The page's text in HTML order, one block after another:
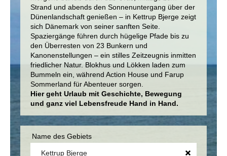
Strand und abends den Sonnenuntergang über der
Dünenlandschaft genießen – in Kettrup Bjerge zeigt
sich Dänemark von seiner sanften Seite.
Spaziergänge führen durch hügelige Pfade bis zu
den Überresten von 23 Bunkern und
Kanonenstellungen – ein stilles Zeitzeugnis inmitten
friedlicher Natur. Blokhus und Lökken laden zum
Bummeln ein, während Action House und Farup
Sommerland für Abenteuer sorgen.
Hier geht Urlaub mit Geschichte, Bewegung
und ganz viel Lebensfreude Hand in Hand.
Name des Gebiets